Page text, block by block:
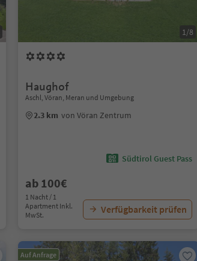
1/8
Haughof
Aschl, Vöran, Meran und Umgebung
2.3 km von Vöran Zentrum
Südtirol Guest Pass
ab 100€
1 Nacht / 1
Apartment Inkl.
MwSt.
Verfügbarkeit prüfen
Auf Anfrage